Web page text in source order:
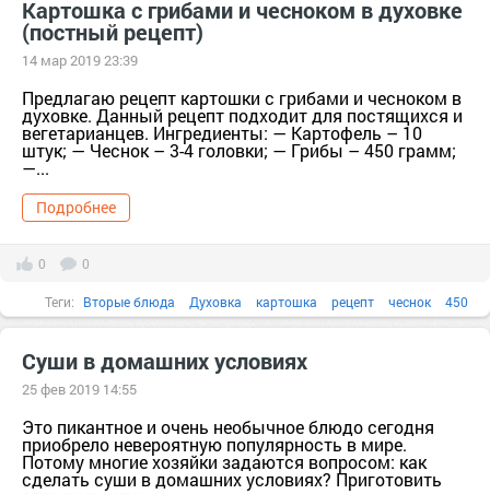
Картошка с грибами и чесноком в духовке
(постный рецепт)
14 мар 2019 23:39
Предлагаю рецепт картошки с грибами и чесноком в
духовке. Данный рецепт подходит для постящихся и
вегетарианцев. Ингредиенты: — Картофель – 10
штук; — Чеснок – 3-4 головки; — Грибы – 450 грамм;
—...
Подробнее
0 0
Теги: Вторые блюда Духовка картошка рецепт чеснок 450
Суши в домашних условиях
25 фев 2019 14:55
Это пикантное и очень необычное блюдо сегодня
приобрело невероятную популярность в мире.
Потому многие хозяйки задаются вопросом: как
сделать суши в домашних условиях? Приготовить